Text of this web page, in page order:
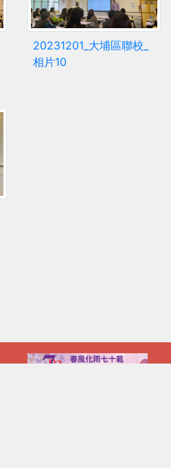
20231201_大埔區聯校_
相片10